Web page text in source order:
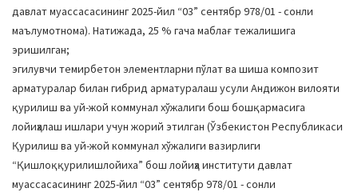
давлат муассасасининг 2025-йил “03” сентябр 978/01 - сонли
маълумотнома). Натижада, 25 % гача маблағ тежалишига
эришилган;
эгилувчи темирбетон элементларни пўлат ва шиша композит
арматуралар билан гибрид арматуралаш усули Андижон вилояти
қурилиш ва уй-жой коммунал хўжалиги бош бошқармасига
лойиҳалаш ишлари учун жорий этилган (Ўзбекистон Республикаси
Қурилиш ва уй-жой коммунал хўжалиги вазирлиги
“Қишлоққурилишлойиха” бош лойиҳа институти давлат
муассасасининг 2025-йил “03” сентябр 978/01 - сонли